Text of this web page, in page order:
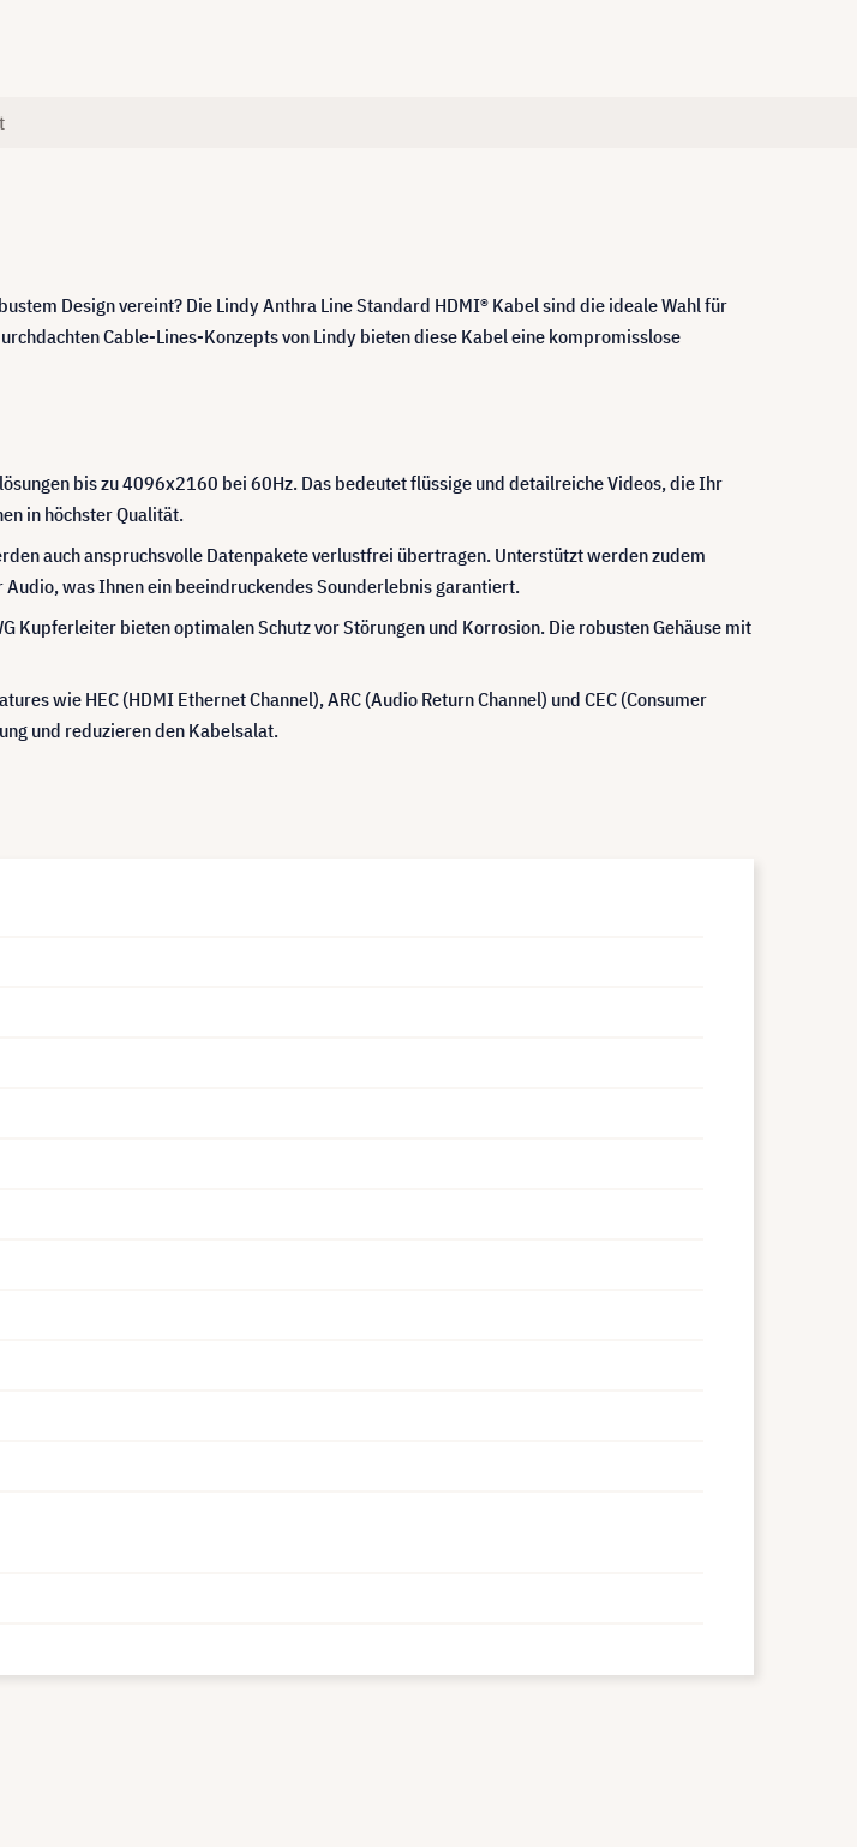
Design vereint? Die Lindy Anthra Line Standard HDMI® Kabel sind die ideale Wahl für
Cable-Lines-Konzepts von Lindy bieten diese Kabel eine kompromisslose
bis zu 4096x2160 bei 60Hz. Das bedeutet flüssige und detailreiche Videos, die Ihr
in höchster Qualität.
auch anspruchsvolle Datenpakete verlustfrei übertragen. Unterstützt werden zudem
was Ihnen ein beeindruckendes Sounderlebnis garantiert.
Kupferleiter bieten optimalen Schutz vor Störungen und Korrosion. Die robusten Gehäuse mit
wie HEC (HDMI Ethernet Channel), ARC (Audio Return Channel) und CEC (Consumer
und reduzieren den Kabelsalat.